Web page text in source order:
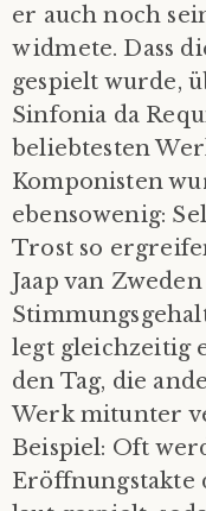
er auch noch
widmete. Dass
gespielt wurde,
Sinfonia da
beliebtesten
Komponisten
ebensowenig:
Trost so
Jaap van
legt gleichzeitig
den Tag, die
Werk mitunter
Beispiel: Oft
Eröffnungstakte